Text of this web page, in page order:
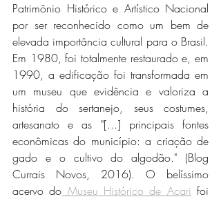
Patrimônio Histórico e Artístico Nacional
por ser reconhecido como um bem de
elevada importância cultural para o Brasil.
Em 1980, foi totalmente restaurado e, em
1990, a edificação foi transformada em
um museu que evidência e valoriza a
história do sertanejo, seus costumes,
artesanato e as "[...] principais fontes
econômicas do município: a criação de
gado e o cultivo do algodão." (Blog
Currais Novos, 2016). O belíssimo
acervo do Museu Histórico de Acari foi